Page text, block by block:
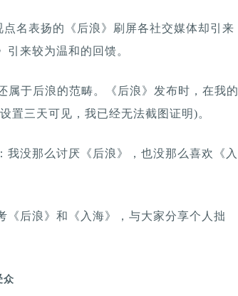
名表扬的《后浪》刷屏各社交媒体却引来
来较为温和的回馈。
属于后浪的范畴。《后浪》发布时，在我的
置三天可见，我已经无法截图证明)。
没那么讨厌《后浪》，也没那么喜欢《入
后浪》和《入海》，与大家分享个人拙
众